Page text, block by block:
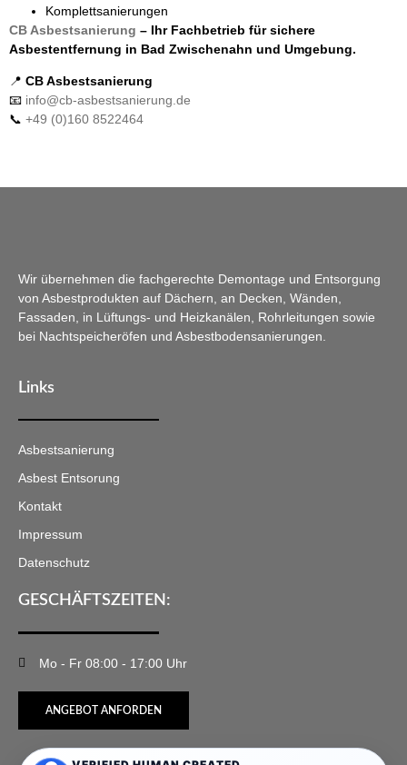
Komplettsanierungen
CB Asbestsanierung – Ihr Fachbetrieb für sichere
Asbestentfernung in Bad Zwischenahn und Umgebung.
📍 CB Asbestsanierung
📧 info@cb-asbestsanierung.de
📞 +49 (0)160 8522464
Wir übernehmen die fachgerechte Demontage und Entsorgung
von Asbestprodukten auf Dächern, an Decken, Wänden,
Fassaden, in Lüftungs- und Heizkanälen, Rohrleitungen sowie
bei Nachtspeicheröfen und Asbestbodensanierungen.
Links
Asbestsanierung
Asbest Entsorung
Kontakt
Impressum
Datenschutz
GESCHÄFTSZEITEN:
Mo - Fr 08:00 - 17:00 Uhr
ANGEBOT ANFORDEN